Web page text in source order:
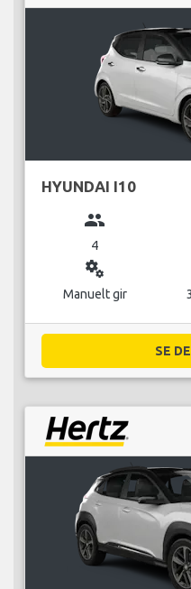
HYUNDAI I10
group
4
miscellaneous_services
Manuelt gir
SE